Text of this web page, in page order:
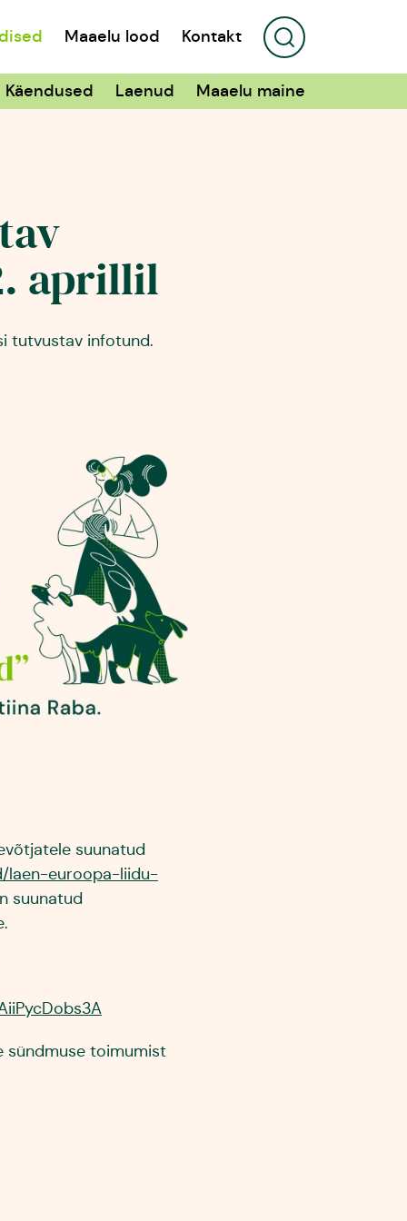
Maaelu lood Kontakt
Käendused Laenud Maaelu maine
aprillil
tutvustav infotund.
suunatud
laen-euroopa-liidu-
suunatud
sündmuse toimumist